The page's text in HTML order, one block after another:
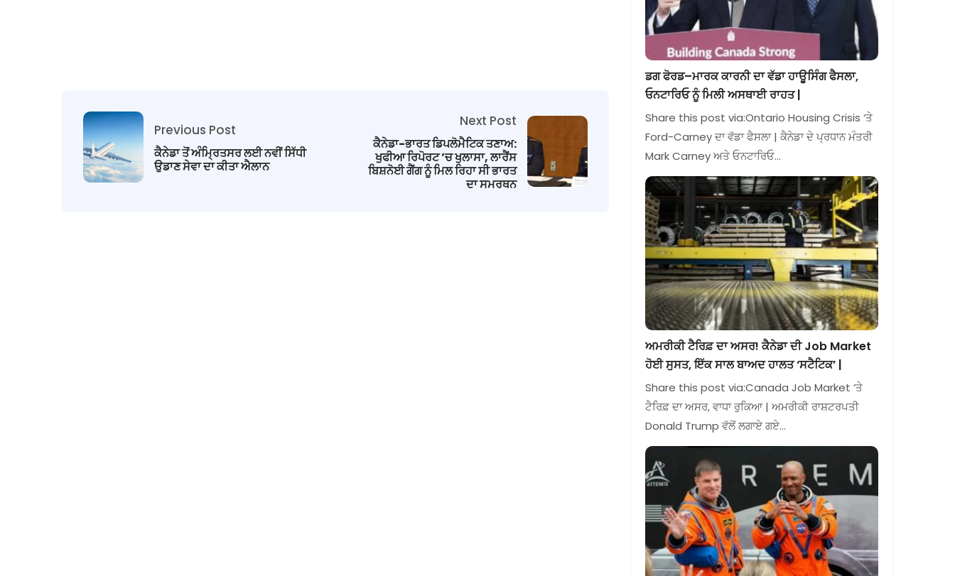
Previous Post
ਕੈਨੇਡਾ ਤੋਂ ਅੰਮ੍ਰਿਤਸਰ ਲਈ ਨਵੀਂ ਸਿੱਧੀ
ਉਡਾਣ ਸੇਵਾ ਦਾ ਕੀਤਾ ਐਲਾਨ
Next Post
ਕੈਨੇਡਾ-ਭਾਰਤ ਡਿਪਲੋਮੈਟਿਕ ਤਣਾਅ:
ਖੁਫੀਆ ਰਿਪੋਰਟ ’ਚ ਖੁਲਾਸਾ, ਲਾਰੈਂਸ
ਬਿਸ਼ਨੋਈ ਗੈਂਗ ਨੂੰ ਮਿਲ ਰਿਹਾ ਸੀ ਭਾਰਤ
ਦਾ ਸਮਰਥਨ
ਡਗ ਫੋਰਡ–ਮਾਰਕ ਕਾਰਨੀ ਦਾ ਵੱਡਾ ਹਾਊਸਿੰਗ ਫੈਸਲਾ,
ਓਨਟਾਰਿਓ ਨੂੰ ਮਿਲੀ ਅਸਥਾਈ ਰਾਹਤ |
Share this post via:Ontario Housing Crisis ‘ਤੇ
Ford-Carney ਦਾ ਵੱਡਾ ਫੈਸਲਾ | ਕੈਨੇਡਾ ਦੇ ਪ੍ਰਧਾਨ ਮੰਤਰੀ
Mark Carney ਅਤੇ ਓਨਟਾਰਿਓ…
ਅਮਰੀਕੀ ਟੈਰਿਫ਼ ਦਾ ਅਸਰ! ਕੈਨੇਡਾ ਦੀ Job Market
ਹੋਈ ਸੁਸਤ, ਇੱਕ ਸਾਲ ਬਾਅਦ ਹਾਲਤ ‘ਸਟੈਟਿਕ’ |
Share this post via:Canada Job Market ‘ਤੇ
ਟੈਰਿਫ਼ ਦਾ ਅਸਰ, ਵਾਧਾ ਰੁਕਿਆ | ਅਮਰੀਕੀ ਰਾਸ਼ਟਰਪਤੀ
Donald Trump ਵੱਲੋਂ ਲਗਾਏ ਗਏ…